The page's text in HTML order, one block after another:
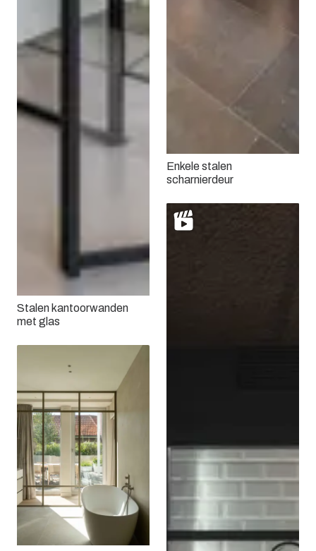
Stalen kantoorwanden
met glas
Enkele stalen
scharnierdeur